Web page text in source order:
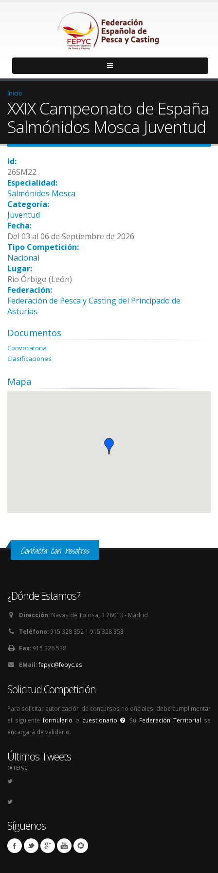
Inicio
XXIX Campeonato de España
Salmónidos Mosca Juventud
Id:
26SM22
Especialidad:
Salmónidos Mosca
Categoría:
Juventud
Fecha:
Del 03 al 06 de Septiembre de 2026
Tipo Competición:
Nacional
Lugar:
Rio Órbigo (León)
Federación:
Federación de Pesca y Casting del Principado de
Asturias
Documentos
Convocatoria
Clasificaciones
Mapa
Contacta con nosotros
¿Dónde Estamos?
Dirección: Navas de Tolosa, 3 28013 - Madrid
Teléfono: 915 328 352 | 915 328 353
Fax: 915 326 538
EMail:fepyc@fepyc.es
Solicitud Competición
Para solicitar autorización de concursos no oficiales, debe cumplimentar
el siguiente formulario o cuestionario . Su Federación Territorial se
encargará de validarlo.
Últimos Tweets
@ FEPyC
Síguenos